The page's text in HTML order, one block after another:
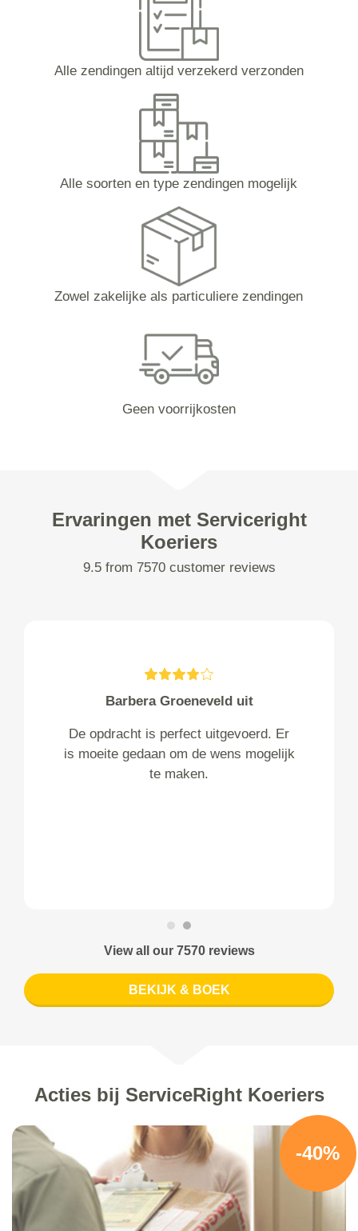
Alle zendingen altijd verzekerd verzonden
Alle soorten en type zendingen mogelijk
Zowel zakelijke als particuliere zendingen
Geen voorrijkosten
Ervaringen met Serviceright
Koeriers
9.5 from 7570 customer reviews
Barbera Groeneveld uit
De opdracht is perfect uitgevoerd. Er
is moeite gedaan om de wens mogelijk
te maken.
View all our 7570 reviews
BEKIJK & BOEK
Acties bij ServiceRight Koeriers
-40%